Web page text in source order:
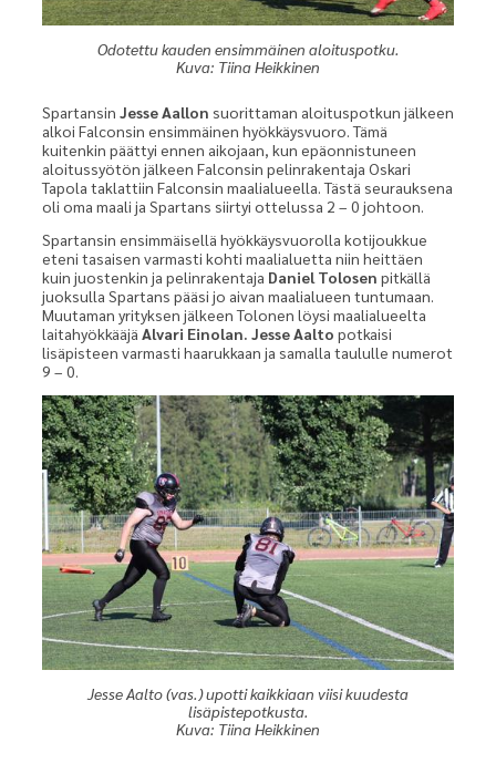
Odotettu kauden ensimmäinen aloituspotku.
Spartansin Jesse Aallon suorittaman aloituspotkun jälkeen
alkoi Falconsin ensimmäinen hyökkäysvuoro. Tämä
kuitenkin päättyi ennen aikojaan, kun epäonnistuneen
aloitussyötön jälkeen Falconsin pelinrakentaja Oskari
Tapola taklattiin Falconsin maalialueella. Tästä seurauksena
oli oma maali ja Spartans siirtyi ottelussa 2 – 0 johtoon.
Spartansin ensimmäisellä hyökkäysvuorolla kotijoukkue
eteni tasaisen varmasti kohti maalialuetta niin heittäen
kuin juostenkin ja pelinrakentaja Daniel Tolosen pitkällä
juoksulla Spartans pääsi jo aivan maalialueen tuntumaan.
Muutaman yrityksen jälkeen Tolonen löysi maalialueelta
laitahyökkääjä Alvari Einolan. Jesse Aalto potkaisi
lisäpisteen varmasti haarukkaan ja samalla taululle numerot
9 – 0.
Jesse Aalto (vas.) upotti kaikkiaan viisi kuudesta
lisäpistepotkusta.
Kuva: Tiina Heikkinen